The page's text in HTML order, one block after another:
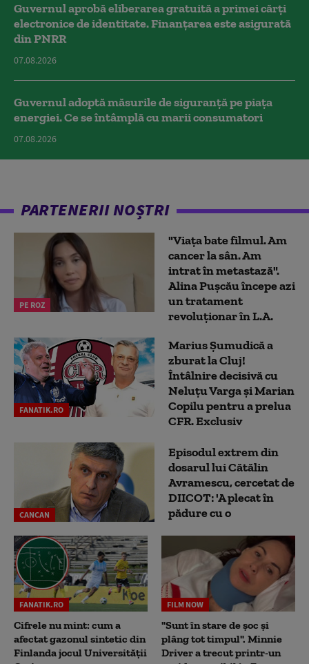
Guvernul aprobă eliberarea gratuită a primei cărţi
electronice de identitate. Finanțarea este asigurată
din PNRR
07.08.2026
Guvernul adoptă măsurile de siguranță pe piața
energiei. Ce se întâmplă cu marii consumatori
07.08.2026
PARTENERII NOȘTRI
PE ROZ
"Viața bate filmul. Am
cancer la sân. Am
intrat în metastază".
Alina Pușcău începe azi
un tratament
revoluționar în L.A.
FANATIK.RO
Marius Şumudică a
zburat la Cluj!
Întâlnire decisivă cu
Neluţu Varga şi Marian
Copilu pentru a prelua
CFR. Exclusiv
CANCAN
Episodul extrem din
dosarul lui Cătălin
Avramescu, cercetat de
DIICOT: 'A plecat în
pădure cu o
FANATIK.RO
Cifrele nu mint: cum a
afectat gazonul sintetic din
Finlanda jocul Universității
FILM NOW
"Sunt în stare de șoc și
plâng tot timpul". Minnie
Driver a trecut printr-un